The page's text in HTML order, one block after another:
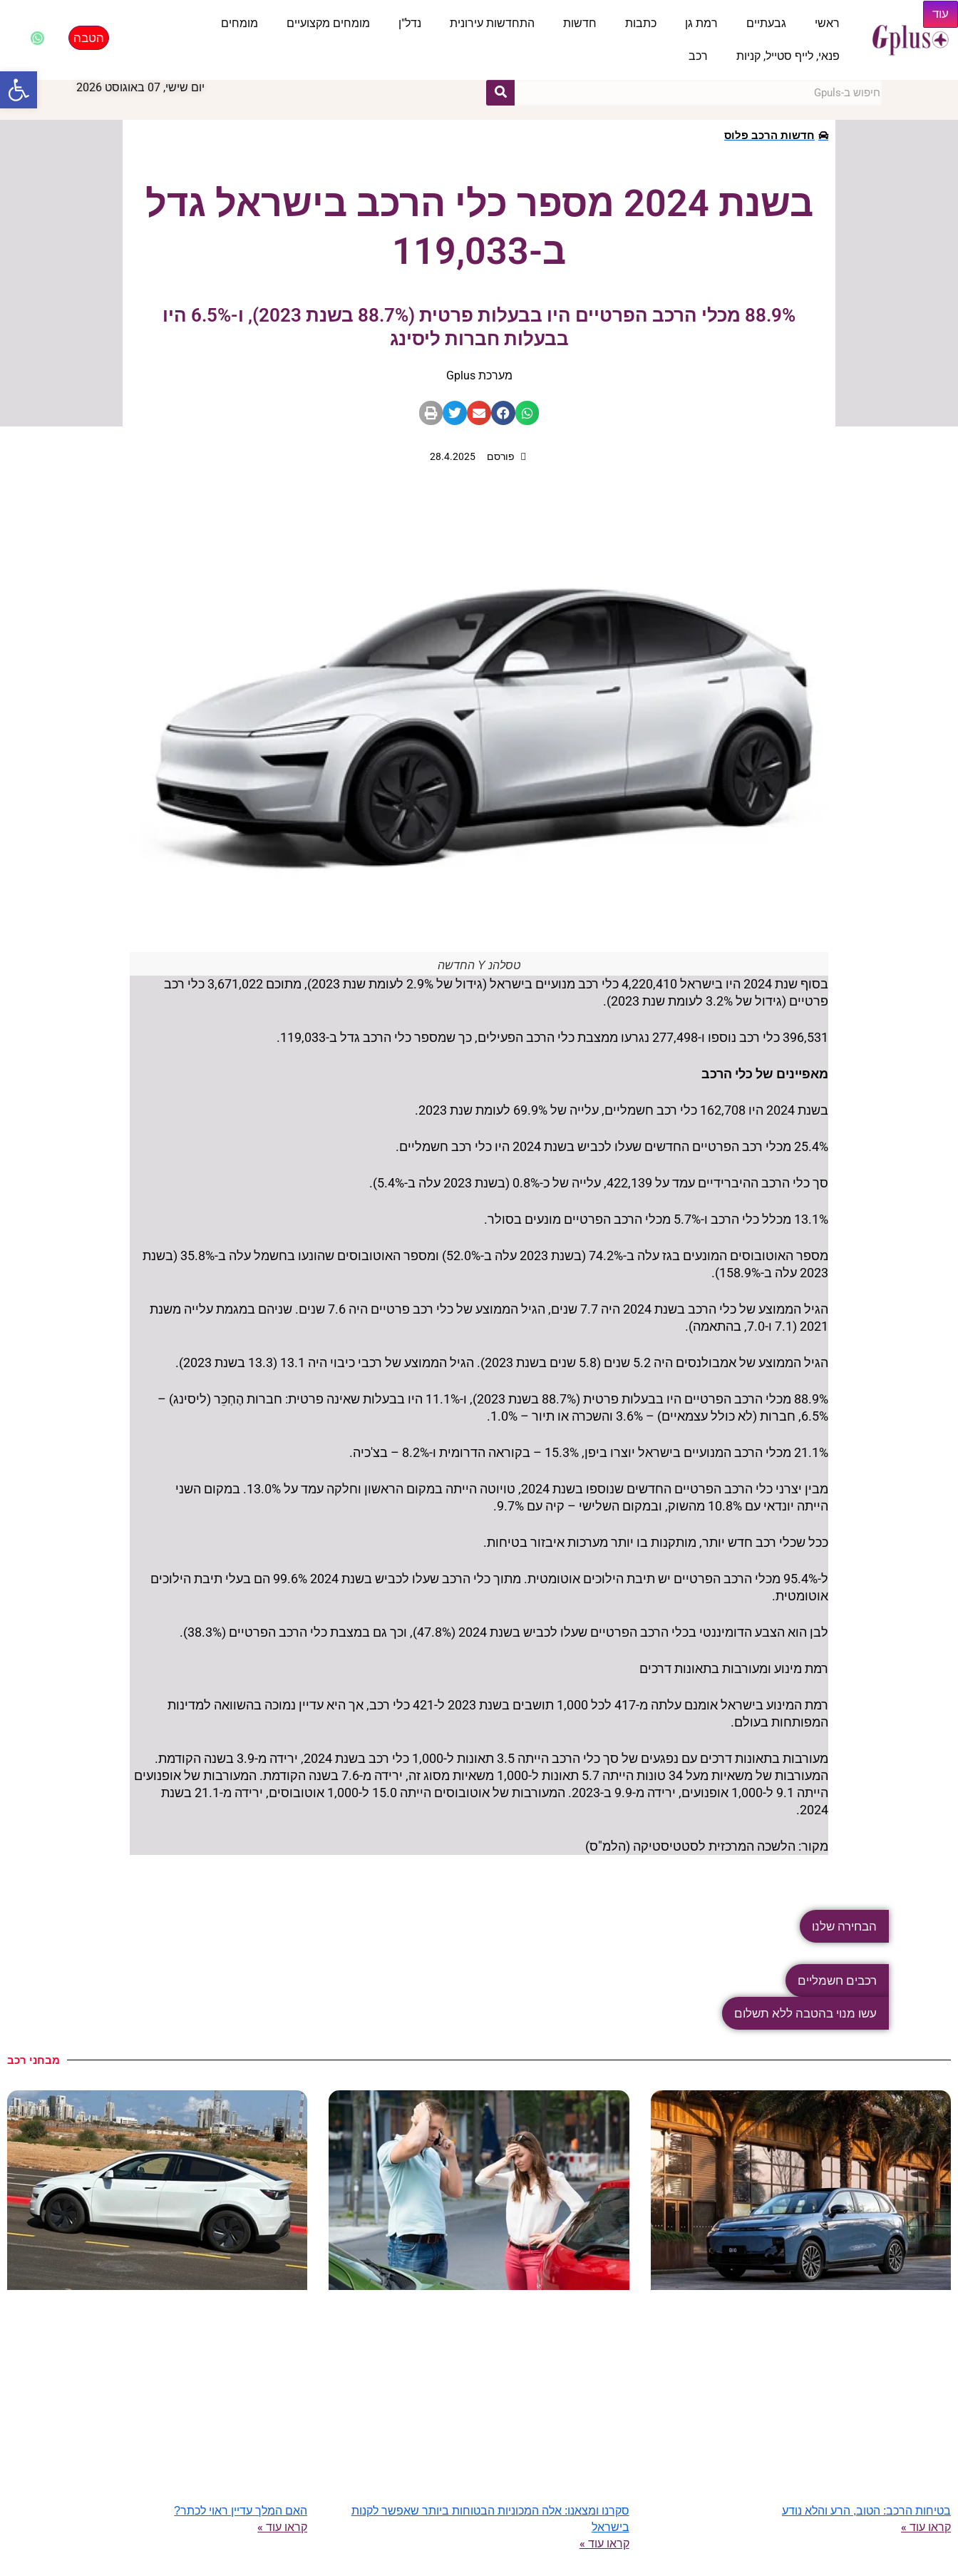
ראשי גבעתיים רמת גן כתבות חדשות התחדשות עירונית נדל"ן מומחים מקצועיים מומחים
פנאי, לייף סטייל, קניות רכב
הטבה
יום שישי, 07 באוגוסט 2026
חדשות הרכב פלוס
בשנת 2024 מספר כלי הרכב בישראל גדל
ב-119,033
88.9% מכלי הרכב הפרטיים היו בבעלות פרטית (88.7% בשנת 2023), ו-6.5% היו
בבעלות חברות ליסינג
מערכת Gplus
פורסם 28.4.2025
טסלהנ Y החדשה
בסוף שנת 2024 היו בישראל 4,220,410 כלי רכב מנועיים בישראל (גידול של 2.9% לעומת שנת 2023), מתוכם 3,671,022 כלי רכב
פרטיים (גידול של 3.2% לעומת שנת 2023).
396,531 כלי רכב נוספו ו-277,498 נגרעו ממצבת כלי הרכב הפעילים, כך שמספר כלי הרכב גדל ב-119,033.
מאפיינים של כלי הרכב
בשנת 2024 היו 162,708 כלי רכב חשמליים, עלייה של 69.9% לעומת שנת 2023.
25.4% מכלי רכב הפרטיים החדשים שעלו לכביש בשנת 2024 היו כלי רכב חשמליים.
סך כלי הרכב ההיברידיים עמד על 422,139, עלייה של כ-0.8% (בשנת 2023 עלה ב-5.4%).
13.1% מכלל כלי הרכב ו-5.7% מכלי הרכב הפרטיים מונעים בסולר.
מספר האוטובוסים המונעים בגז עלה ב-74.2% (בשנת 2023 עלה ב-52.0%) ומספר האוטובוסים שהונעו בחשמל עלה ב-35.8% (בשנת
2023 עלה ב-158.9%).
הגיל הממוצע של כלי הרכב בשנת 2024 היה 7.7 שנים, הגיל הממוצע של כלי רכב פרטיים היה 7.6 שנים. שניהם במגמת עלייה משנת
2021 (7.1 ו-7.0, בהתאמה).
הגיל הממוצע של אמבולנסים היה 5.2 שנים (5.8 שנים בשנת 2023). הגיל הממוצע של רכבי כיבוי היה 13.1 (13.3 בשנת 2023).
88.9% מכלי הרכב הפרטיים היו בבעלות פרטית (88.7% בשנת 2023), ו-11.1% היו בבעלות שאינה פרטית: חברות הֶחְכֵּר (ליסינג) –
6.5%, חברות (לא כולל עצמאיים) – 3.6% והשכרה או תיור – 1.0%.
21.1% מכלי הרכב המנועיים בישראל יוצרו ביפן, 15.3% – בקוראה הדרומית ו-8.2% – בצ'כיה.
מבין יצרני כלי הרכב הפרטיים החדשים שנוספו בשנת 2024, טויוטה הייתה במקום הראשון וחלקה עמד על 13.0%. במקום השני
הייתה יונדאי עם 10.8% מהשוק, ובמקום השלישי – קיה עם 9.7%.
ככל שכלי רכב חדש יותר, מותקנות בו יותר מערכות איבזור בטיחות.
ל-95.4% מכלי הרכב הפרטיים יש תיבת הילוכים אוטומטית. מתוך כלי הרכב שעלו לכביש בשנת 2024 99.6% הם בעלי תיבת הילוכים
אוטומטית.
לבן הוא הצבע הדומיננטי בכלי הרכב הפרטיים שעלו לכביש בשנת 2024 (47.8%), וכך גם במצבת כלי הרכב הפרטיים (38.3%).
רמת מינוע ומעורבות בתאונות דרכים
רמת המינוע בישראל אומנם עלתה מ-417 לכל 1,000 תושבים בשנת 2023 ל-421 כלי רכב, אך היא עדיין נמוכה בהשוואה למדינות
המפותחות בעולם.
מעורבות בתאונות דרכים עם נפגעים של סך כלי הרכב הייתה 3.5 תאונות ל-1,000 כלי רכב בשנת 2024, ירידה מ-3.9 בשנה הקודמת.
המעורבות של משאיות מעל 34 טונות הייתה 5.7 תאונות ל-1,000 משאיות מסוג זה, ירידה מ-7.6 בשנה הקודמת. המעורבות של אופנועים
הייתה 9.1 ל-1,000 אופנועים, ירידה מ-9.9 ב-2023. המעורבות של אוטובוסים הייתה 15.0 ל-1,000 אוטובוסים, ירידה מ-21.1 בשנת
2024.
מקור: הלשכה המרכזית לסטטיסטיקה (הלמ"ס)
הבחירה שלנו
רכבים חשמליים
עשו מנוי בהטבה ללא תשלום
מבחני רכב
בטיחות הרכב: הטוב, הרע והלא נודע
קראו עוד »
סקרנו ומצאנו: אלה המכוניות הבטוחות ביותר שאפשר לקנות
בישראל
קראו עוד »
האם המלך עדיין ראוי לכתר?
קראו עוד »
עוד
פתח